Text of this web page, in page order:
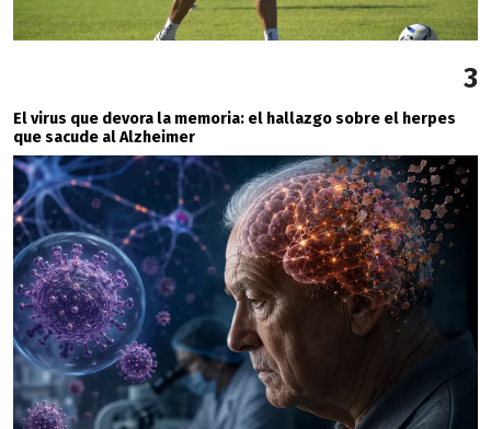
3
El virus que devora la memoria: el hallazgo sobre el herpes
que sacude al Alzheimer